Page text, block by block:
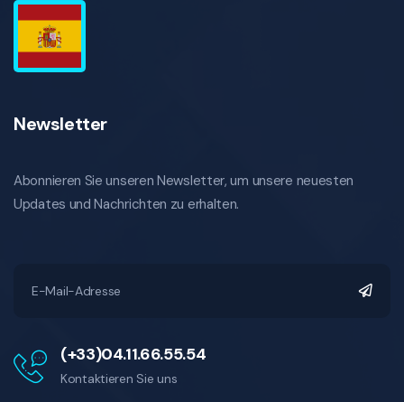
Newsletter
Abonnieren Sie unseren Newsletter, um unsere neuesten
Updates und Nachrichten zu erhalten.
(+33)04.11.66.55.54
Kontaktieren Sie uns